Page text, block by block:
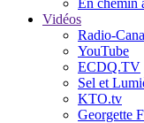
En chemin
Vidéos
Radio-
YouTube
ECDQ.TV
Sel et
KTO.tv
Georgette